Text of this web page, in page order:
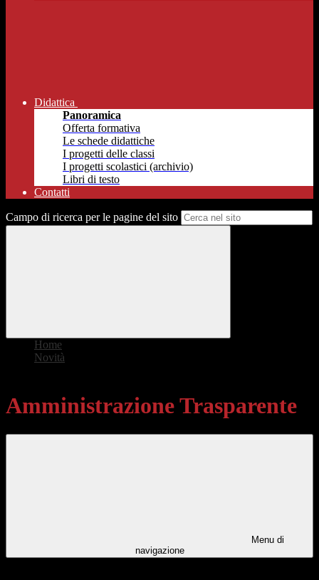
Didattica
Panoramica
Offerta formativa
Le schede didattiche
I progetti delle classi
I progetti scolastici (archivio)
Libri di testo
Contatti
Campo di ricerca per le pagine del sito
Home
Novità
Amministrazione Trasparente
Menu di
navigazione